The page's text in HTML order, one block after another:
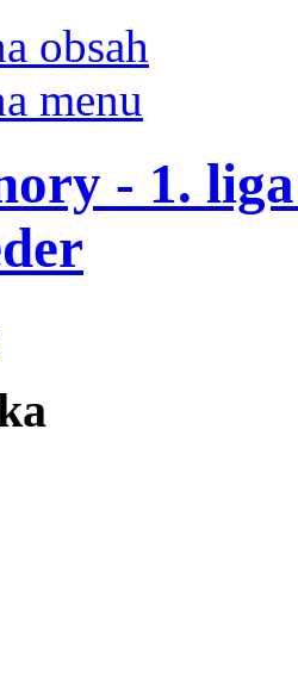
obsah
menu
- 1.